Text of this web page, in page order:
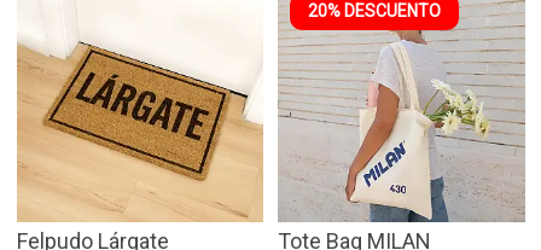
Felpudo Lárgate
20% DESCUENTO
Tote Bag MILAN